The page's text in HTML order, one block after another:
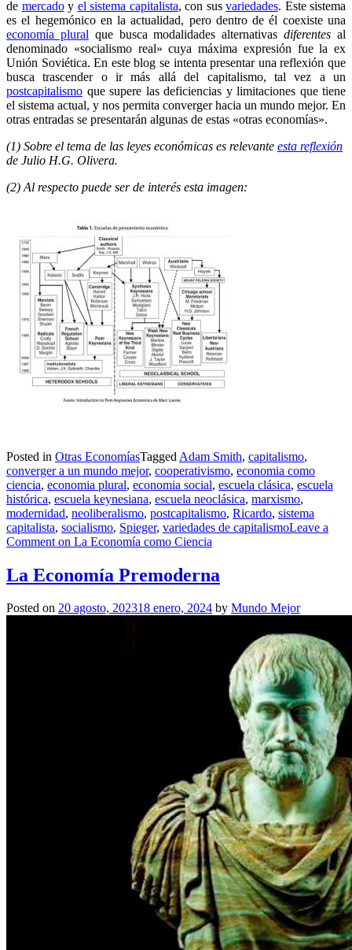
de mercadoy el sistema capitalista, con sus variedades. Este sistema
es el hegemónico en la actualidad, pero dentro de él coexiste una
economía plural que busca modalidades alternativasdiferentes al
denominado «socialismo real» cuya máxima expresión fue la ex
Unión Soviética. En este blog se intenta presentar una reflexión que
busca trascender o ir más allá del capitalismo, tal vez a un
postcapitalismo que supere las deficiencias y limitaciones que tiene
el sistema actual, y nos permita converger hacia un mundo mejor. En
otras entradas se presentarán algunas de estas «otras economías».
(1) Sobre el tema de las leyes económicas es relevante esta reflexión
de Julio H.G. Olivera.
(2) Al respecto puede ser de interés esta imagen:
Posted in Otras EconomíasTagged Adam Smith, capitalismo,
converger a un mundo mejor, cooperativismo, economia como
ciencia, economia plural, economia social, escuela clásica, escuela
histórica, escuela keynesiana, escuela neoclásica, marxismo,
modernidad, neoliberalismo, postcapitalismo, Ricardo, sistema
capitalista, socialismo, Spieger, variedades de capitalismoLeave a
Comment on La Economía como Ciencia
La Economía Premoderna
Posted on 20 agosto, 202318 enero, 2024 by Mundo Mejor